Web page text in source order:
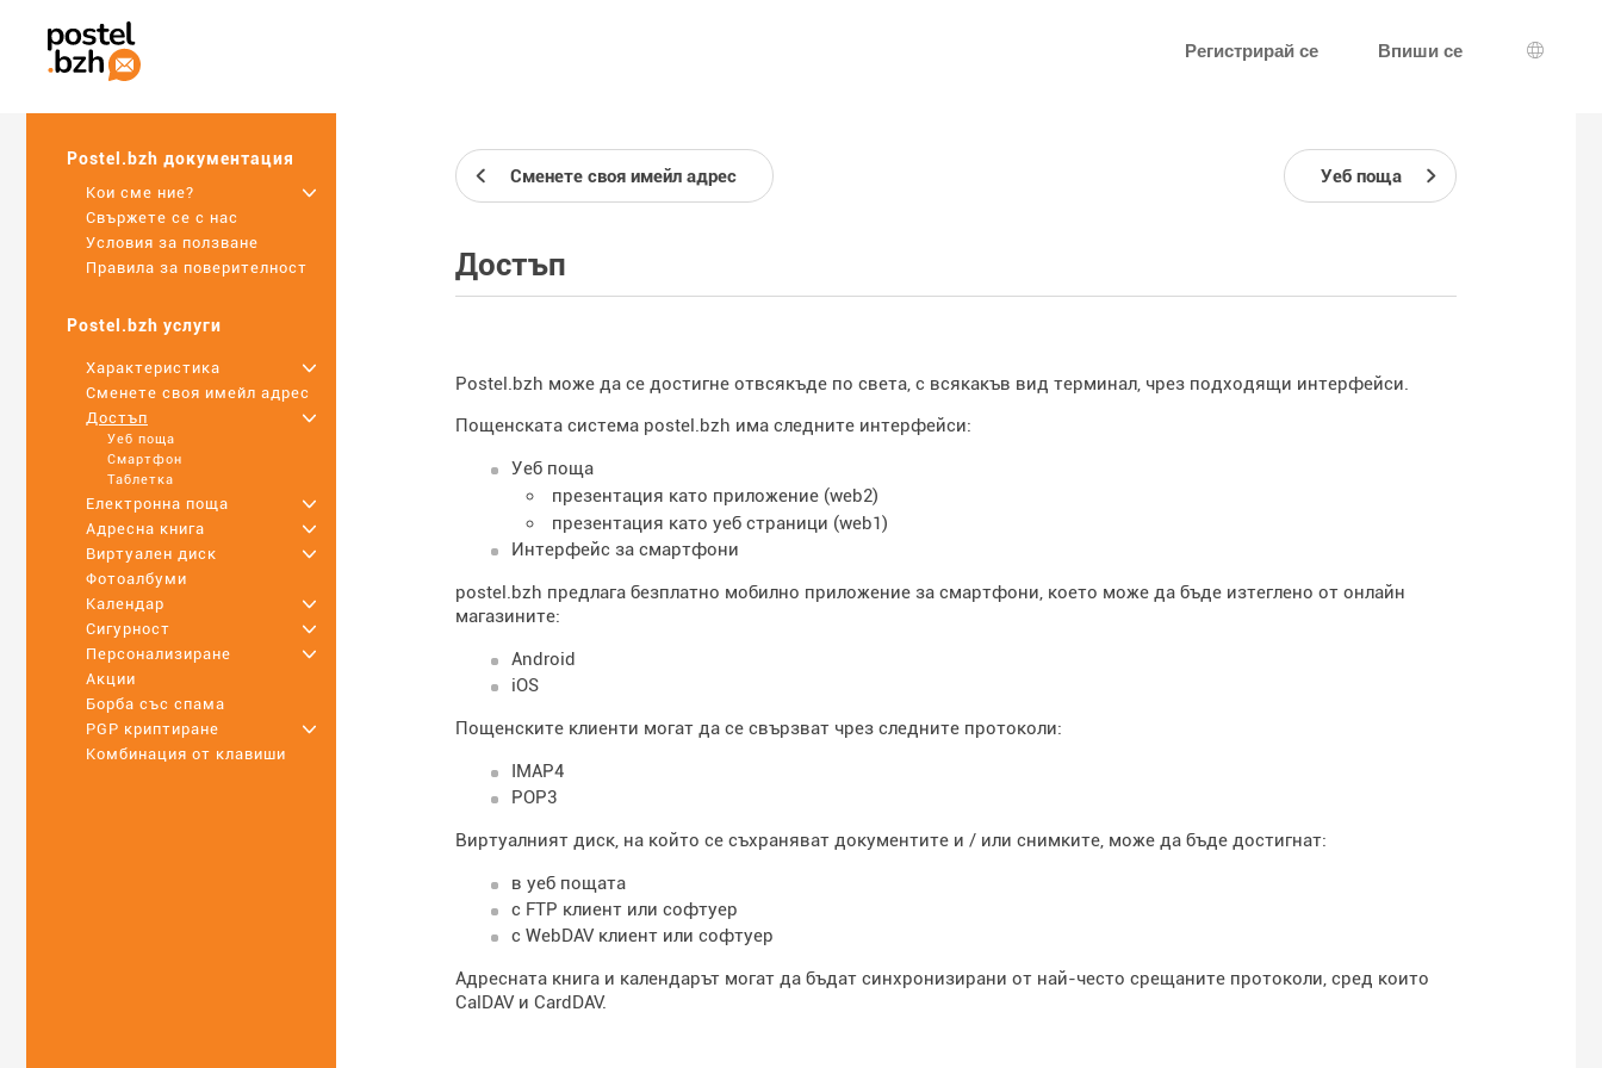
Регистрирай се Впиши се
Избор
Postel.bzh документация
Кои сме ние?
+
Свържете се с нас
Условия за ползване
Правила за поверителност
Postel.bzh услуги
Характеристика
+
Сменете своя имейл адрес
Достъп
+
Уеб поща
Смартфон
Таблетка
Електронна поща
+
Адресна книга
+
Виртуален диск
+
Фотоалбуми
Календар
+
Сигурност
+
Персонализиране
+
Акции
Борба със спама
PGP криптиране
+
Комбинация от клавиши
Сменете своя имейл адрес Уеб поща
Достъп
Postel.bzh може да се достигне отвсякъде по света, с всякакъв вид терминал, чрез подходящи интерфейси.
Пощенската система postel.bzh има следните интерфейси:
Уеб поща
презентация като приложение (web2)
презентация като уеб страници (web1)
Интерфейс за смартфони
postel.bzh предлага безплатно мобилно приложение за смартфони, което може да бъде изтеглено от онлайн
магазините:
Android
iOS
Пощенските клиенти могат да се свързват чрез следните протоколи:
IMAP4
POP3
Виртуалният диск, на който се съхраняват документите и / или снимките, може да бъде достигнат:
в уеб пощата
с FTP клиент или софтуер
с WebDAV клиент или софтуер
Адресната книга и календарът могат да бъдат синхронизирани от най-често срещаните протоколи, сред които
CalDAV и CardDAV.